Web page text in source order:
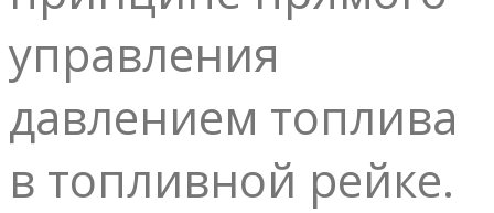
управления
давлением топлива
в топливной рейке.